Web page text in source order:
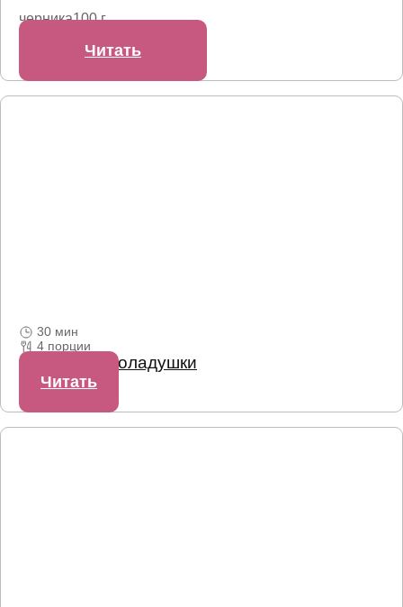
черника100 г.
Читать
30 мин
4 порции
Шпинатные оладушки
Читать